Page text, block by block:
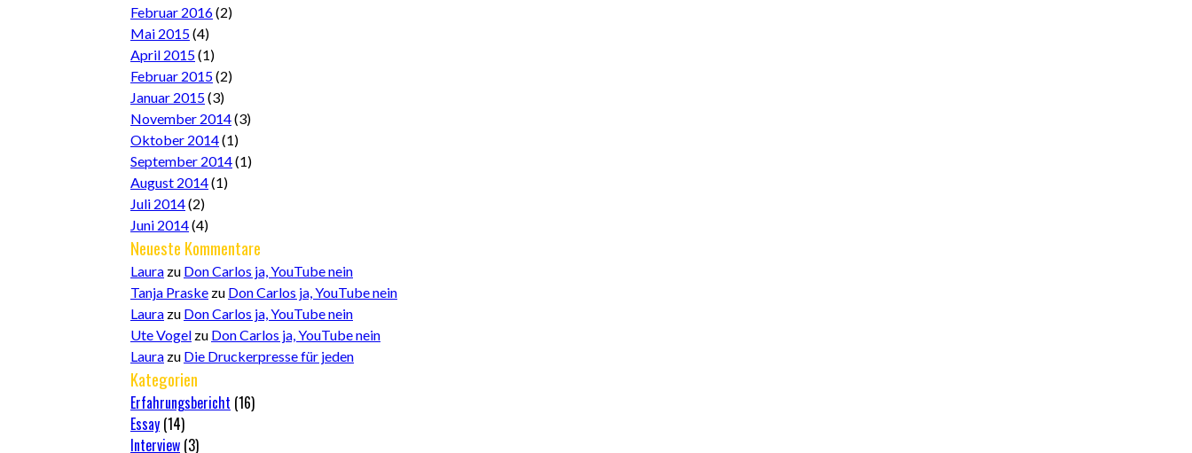
Februar 2016(2)
Mai 2015(4)
April 2015(1)
Februar 2015(2)
Januar 2015(3)
November 2014(3)
Oktober 2014(1)
September 2014(1)
August 2014(1)
Juli 2014(2)
Juni 2014(4)
Neueste Kommentare
Laura zu Don Carlos ja, YouTube nein
Tanja Praske zu Don Carlos ja, YouTube nein
Laura zu Don Carlos ja, YouTube nein
Ute Vogel zu Don Carlos ja, YouTube nein
Laura zu Die Druckerpresse für jeden
Kategorien
Erfahrungsbericht (16)
Essay (14)
Interview (3)